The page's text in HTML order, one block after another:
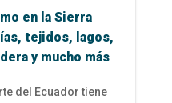
en la Sierra
tejidos, lagos,
y mucho más
del Ecuador tiene